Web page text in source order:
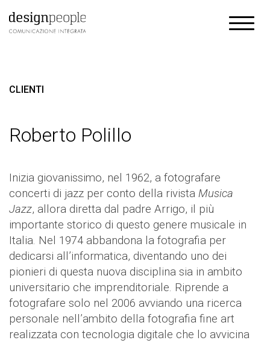
CLIENTI
Roberto Polillo
Inizia giovanissimo, nel 1962, a fotografare
concerti di jazz per conto della rivista Musica
Jazz, allora diretta dal padre Arrigo, il più
importante storico di questo genere musicale in
Italia. Nel 1974 abbandona la fotografia per
dedicarsi all’informatica, diventando uno dei
pionieri di questa nuova disciplina sia in ambito
universitario che imprenditoriale. Riprende a
fotografare solo nel 2006 avviando una ricerca
personale nell’ambito della fotografia fine art
realizzata con tecnologia digitale che lo avvicina